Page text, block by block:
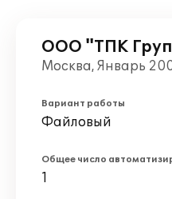
ООО "ТПК
Москва, Январь
Вариант работы
Файловый
Общее число
1